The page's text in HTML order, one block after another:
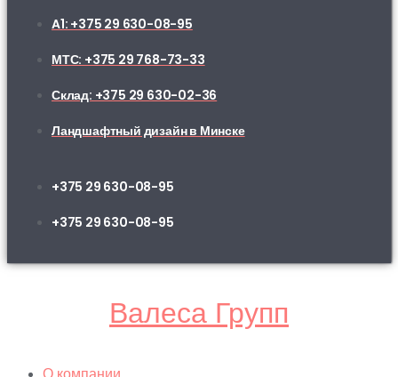
A1: +375 29 630-08-95
МТС: +375 29 768-73-33
Склад: +375 29 630-02-36
Ландшафтный дизайн в Минске
+375 29 630-08-95
+375 29 630-08-95
Валеса Групп